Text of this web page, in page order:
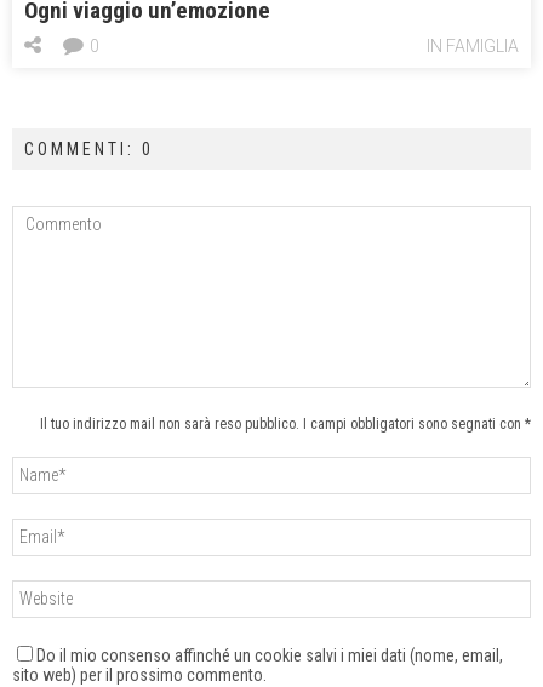
Ogni viaggio un’emozione
IN FAMIGLIA
0
COMMENTI: 0
Il tuo indirizzo mail non sarà reso pubblico. I campi obbligatori sono segnati con *
Do il mio consenso affinché un cookie salvi i miei dati (nome, email,
sito web) per il prossimo commento.